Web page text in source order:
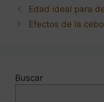
Navegación
de
Edad ideal para
Efectos de la
Buscar